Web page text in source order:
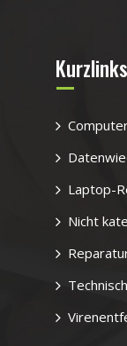
Kurzlinks
Laptop-
Nicht